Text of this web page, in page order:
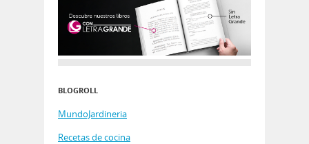
BLOGROLL
MundoJardineria
Recetas de cocina